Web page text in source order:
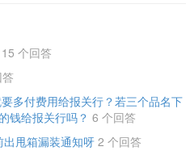
15 个回答
多付费用给报关行？若三个品名下
钱给报关行吗？ 6 个回答
甩箱漏装通知呀 2 个回答